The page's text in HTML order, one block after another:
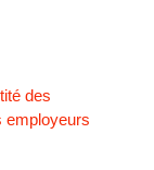
des
employeurs